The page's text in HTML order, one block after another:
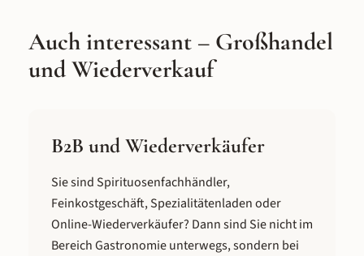
Auch interessant – Großhandel
und Wiederverkauf
B2B und Wiederverkäufer
Sie sind Spirituosenfachhändler,
Feinkostgeschäft, Spezialitätenladen oder
Online-Wiederverkäufer? Dann sind Sie nicht im
Bereich Gastronomie unterwegs, sondern bei